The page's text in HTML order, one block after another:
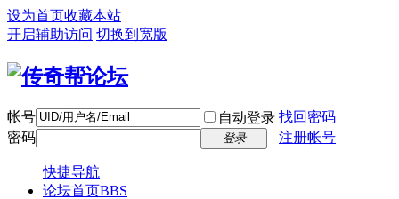
设为首页收藏本站
开启辅助访问 切换到宽版
帐号 自动登录 找回密码
密码
登录 注册帐号
快捷导航
论坛首页BBS